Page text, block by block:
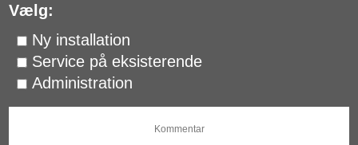
Vælg:
Ny installation
Service på eksisterende
Administration